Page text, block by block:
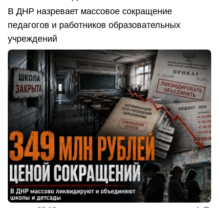
В ДНР назревает массовое сокращение
педагогов и работников образовательных
учреждений